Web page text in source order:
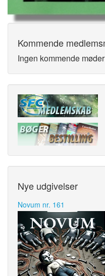
Kommende
Ingen kommende møder
Nye udgivelser
Novum nr. 161